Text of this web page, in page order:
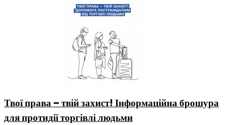
Твої права – твій захист! Інформаційна брошура
для протидії торгівлі людьми